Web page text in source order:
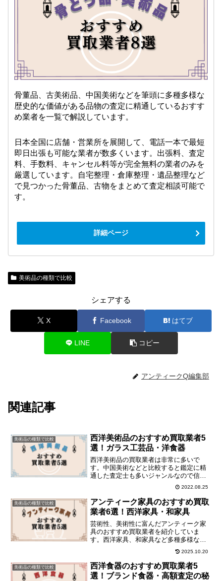
骨董品、古美術品、中国美術などを筆頭に多種多様な
歴史的な価値がある品物の査定に精通しているおすす
め業者を一覧で解説しています。
日本全国に店舗・営業所を展開して、電話一本で最短
即日出張も可能な業者が数多くいます。出張料、査定
料、手数料、キャンセル料等が完全無料の業者のみを
厳選しています。自宅整理・倉庫整理・遺品整理など
で見つかった骨董品、古物をまとめて査定相談可能で
す。
詳細ページ
美術品の種類で比較
シェアする
X Facebook はてブ
LINE コピー
アンティークQ編集部
関連記事
美術品の種類で比較
西洋美術品のおすすめ買取業者5
選！ガラス工芸品・洋食器
西洋美術品の買取業者は非常に多いで
す。中国美術などと比較すると鑑定に精
通した査定士も多いジャンルなので信頼
性や実績で選ぶのが得策です。 2022.08.25
美術品の種類で比較
アンティーク家具のおすすめ買取
業者6選！西洋家具・和家具
芸術性、美術性に富んだアンティーク家
具のおすすめ買取業者を紹介していま
す。西洋家具、和家具など多種多様な歴
史的価値を持つ古い家具の買取に活用で
きる業者をチェックしてください。
2025.10.20
美術品の種類で比較
西洋食器のおすすめ買取業者5
選！ブランド食器・高額査定の秘